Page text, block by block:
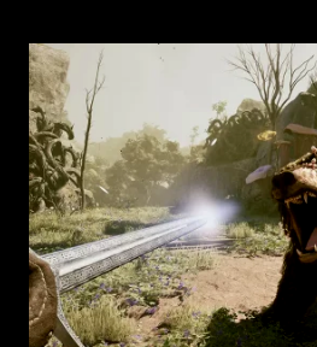
PARTE
L’ATTRICE
DI
ABBY
È
STATA
MINACCIATA